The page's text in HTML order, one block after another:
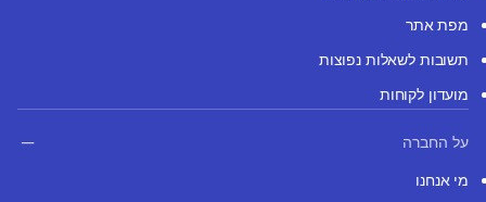
מפת אתר
תשובות לשאלות נפוצות
מועדון לקוחות
על החברה
מי אנחנו